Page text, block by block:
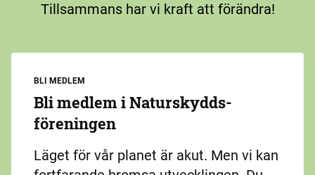
Tillsammans har vi kraft att förändra!
BLI MEDLEM
Bli medlem i Naturskydds­
föreningen
Läget för vår planet är akut. Men vi kan